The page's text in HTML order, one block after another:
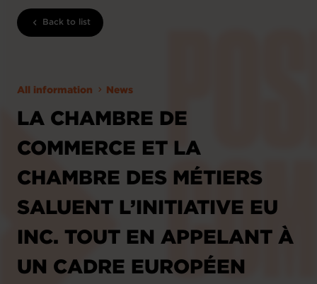
Back to list
All information News
LA CHAMBRE DE
COMMERCE ET LA
CHAMBRE DES MÉTIERS
SALUENT L’INITIATIVE EU
INC. TOUT EN APPELANT À
UN CADRE EUROPÉEN